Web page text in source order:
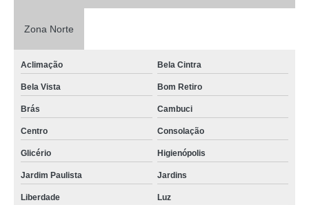
Zona Norte
Aclimação Bela Cintra
Bela Vista Bom Retiro
Brás Cambuci
Centro Consolação
Glicério Higienópolis
Jardim Paulista Jardins
Liberdade Luz